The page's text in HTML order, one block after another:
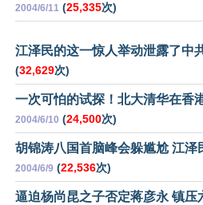
2004/6/11 (25,335次)
江泽民的这一惊人举动泄露了中
(32,629次)
一次可怕的试探！北大清华在香
2004/6/10 (24,500次)
胡锦涛八国首脑峰会躲尴尬 江泽
2004/6/9 (22,536次)
逼迫杨尚昆之子否定蒋彦永 镇压